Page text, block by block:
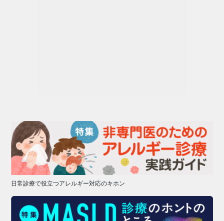
日常診療で役立つアレルギー対応のキホン